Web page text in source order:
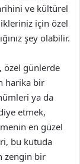
ve kültürel
için özel
şey olabilir.
özel günlerde
harika bir
ya da
etmek,
en güzel
bu kutuda
zengin bir